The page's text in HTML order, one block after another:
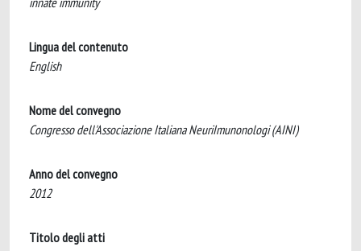
Lingua del contenuto
English
Nome del convegno
Congresso dell'Associazione Italiana NeuriImunonologi (AINI)
Anno del convegno
2012
Titolo degli atti